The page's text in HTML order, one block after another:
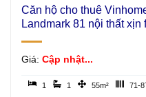
Căn hộ cho thuê
Landmark 81 nội thất xịn
Giá: Cập nhật...
1 1 55m² 71-